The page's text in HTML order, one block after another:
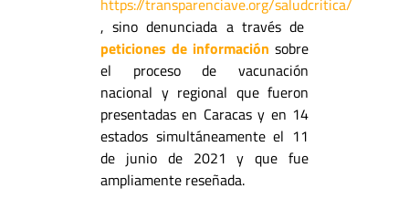
, sino denunciada a través de
peticiones de información sobre
el proceso de vacunación
nacional y regional que fueron
presentadas en Caracas y en 14
estados simultáneamente el 11
de junio de 2021 y que fue
ampliamente reseñada.